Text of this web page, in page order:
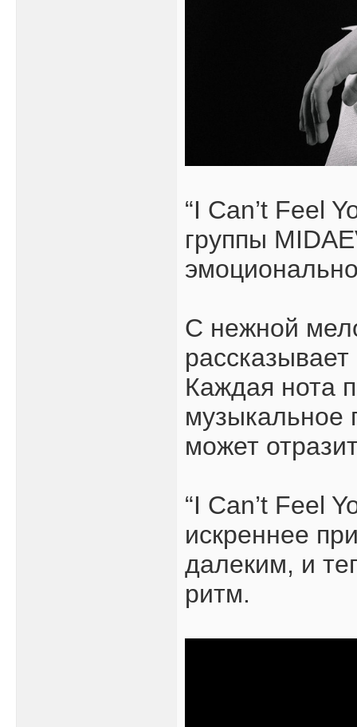
“I Can’t Feel
группы
С нежной
Каждая нота
музыкальное
может
“I Can’t Feel
искреннее
далеким, и
ритм.